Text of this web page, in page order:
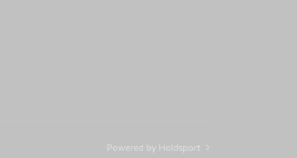
Powered by Holdsport